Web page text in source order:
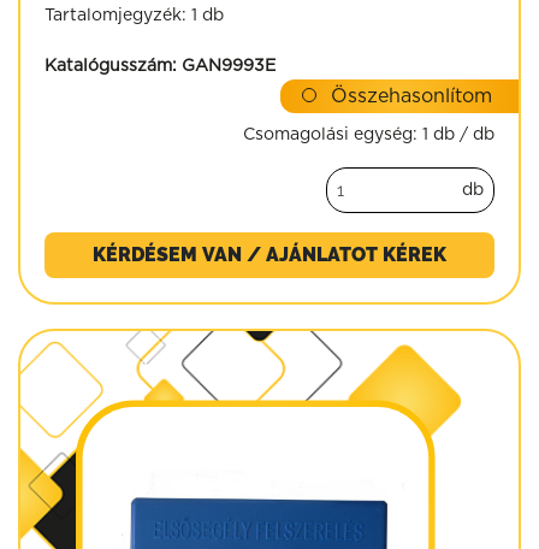
Tartalomjegyzék: 1 db
Katalógusszám: GAN9993E
Összehasonlítom
Csomagolási egység: 1 db / db
db
KÉRDÉSEM VAN / AJÁNLATOT KÉREK